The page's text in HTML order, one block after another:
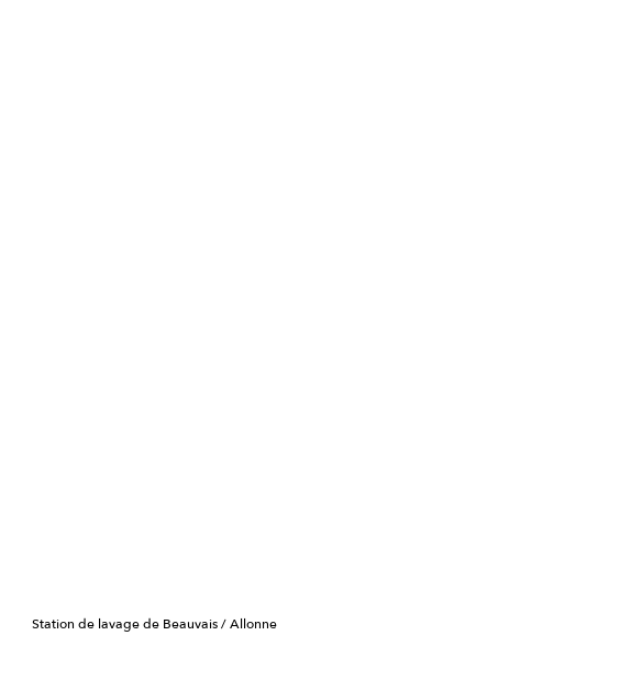
Station de lavage de Beauvais / Allonne